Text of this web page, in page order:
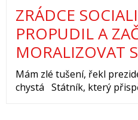
ZRÁDCE
PROPUDIL A
MORALIZOVAT
Mám zlé tušení, řekl
chystá Státník, který